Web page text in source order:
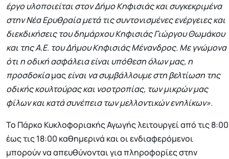
έργο υλοποιείται στον Δήμο Κηφισιάς και συγκεκριμένα
στην Νέα Ερυθραία μετά τις συντονισμένες ενέργειες και
διεκδικήσεις του δημάρχου Κηφισιάς Γιώργου Θωμάκου
και της Α.Ε. του Δήμου Κηφισιάς Μένανδρος. Με γνώμονα
ότι η οδική ασφάλεια είναι υπόθεση όλων μας, η
προσδοκίαμαςείναι να συμβάλλουμε στη βελτίωση της
οδικής κουλτούρας και νοοτροπίας, των μικρών μας
φίλων και κατά συνέπεια των μελλοντικών ενηλίκων».
Το Πάρκο Κυκλοφοριακής Αγωγής λειτουργεί από τις 8:00
έως τις 18:00 καθημερινά και οι ενδιαφερόμενοι
μπορούν να απευθύνονται για πληροφορίες στην